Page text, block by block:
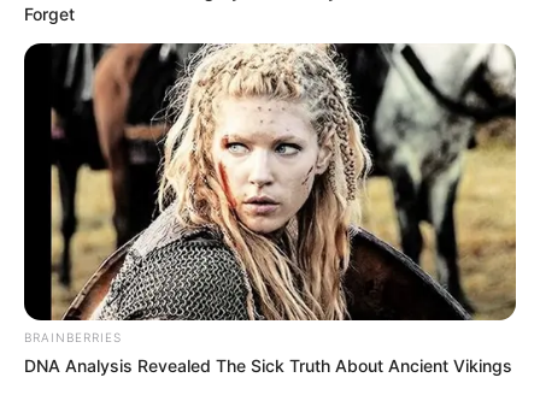
Forget
BRAINBERRIES
DNA Analysis Revealed The Sick Truth About Ancient Vikings